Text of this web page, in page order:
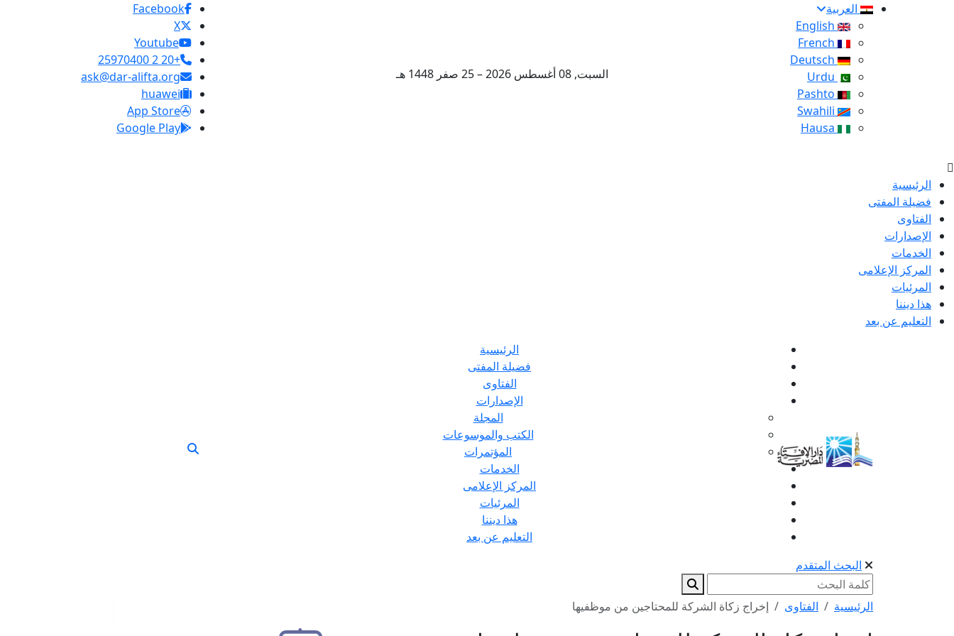
العربية
السبت, 08 أغسطس 2026 – 25 صفر 1448 هـ
Facebook
X
Youtube
+20 2 25970400
ask@dar-alifta.org
huawei
App Store
Google Play
الرئيسية
فضيلة المفتى
الفتاوى
الإصدارات
الخدمات
المركز الإعلامى
المرئيات
هذا ديننا
التعليم عن بعد
الرئيسية
فضيلة المفتى
الفتاوى
الإصدارات
المجلة
الكتب والموسوعات
المؤتمرات
الخدمات
المركز الإعلامى
المرئيات
هذا ديننا
التعليم عن بعد
البحث المتقدم
الرئيسية الفتاوى إخراج زكاة الشركة للمحتاجين من موظفيها